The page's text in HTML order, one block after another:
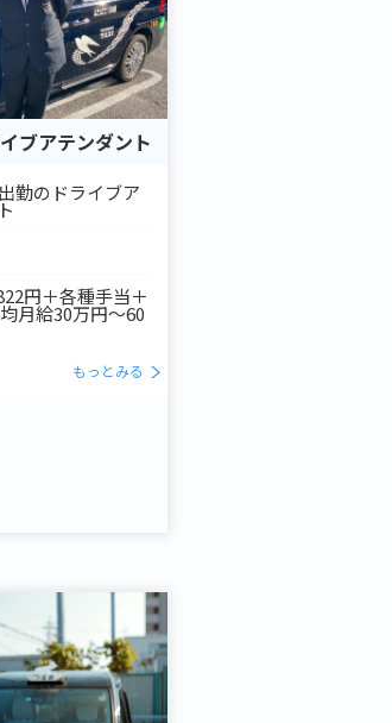
ブアテンダント
勤のドライブア
円＋各種手当＋
月給30万円～60
もっとみる